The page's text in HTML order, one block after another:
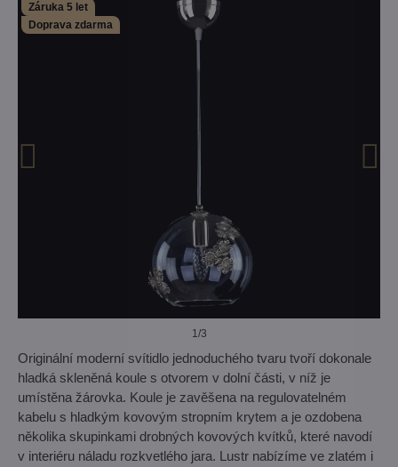
Záruka 5 let
Doprava zdarma
1/3
Originální moderní svítidlo jednoduchého tvaru tvoří dokonale
hladká skleněná koule s otvorem v dolní části, v níž je
umístěna žárovka. Koule je zavěšena na regulovatelném
kabelu s hladkým kovovým stropním krytem a je ozdobena
několika skupinkami drobných kovových kvítků, které navodí
v interiéru náladu rozkvetlého jara. Lustr nabízíme ve zlatém i